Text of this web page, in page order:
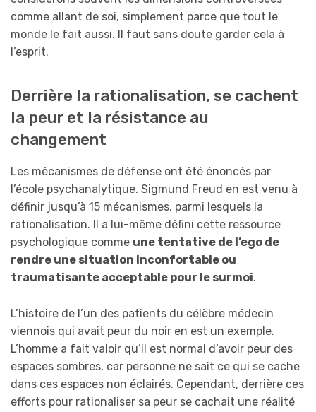
comme allant de soi, simplement parce que tout le
monde le fait aussi. Il faut sans doute garder cela à
l’esprit.
Derrière la rationalisation, se cachent
la peur et la résistance au
changement
Les mécanismes de défense ont été énoncés par
l’école psychanalytique. Sigmund Freud en est venu à
définir jusqu’à 15 mécanismes, parmi lesquels la
rationalisation. Il a lui-même défini cette ressource
psychologique comme une tentative de l’ego de
rendre une situation inconfortable ou
traumatisante acceptable pour le surmoi.
L’histoire de l’un des patients du célèbre médecin
viennois qui avait peur du noir en est un exemple.
L’homme a fait valoir qu’il est normal d’avoir peur des
espaces sombres, car personne ne sait ce qui se cache
dans ces espaces non éclairés. Cependant, derrière ces
efforts pour rationaliser sa peur se cachait une réalité